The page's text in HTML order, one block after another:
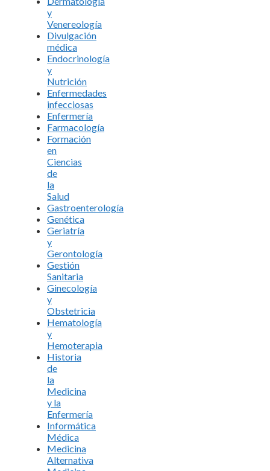
y
Venereología
Divulgación
médica
Endocrinología
y
Nutrición
Enfermedades
infecciosas
Enfermería
Farmacología
Formación
en
Ciencias
de
la
Salud
Gastroenterología
Genética
Geriatría
y
Gerontología
Gestión
Sanitaria
Ginecología
y
Obstetricia
Hematología
y
Hemoterapia
Historia
de
la
Medicina
y la
Enfermería
Informática
Médica
Medicina
Alternativa